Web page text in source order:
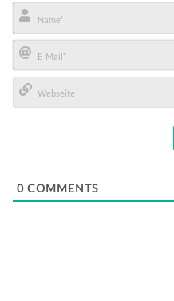
Name*
E-
Mail*
0 COMMENTS